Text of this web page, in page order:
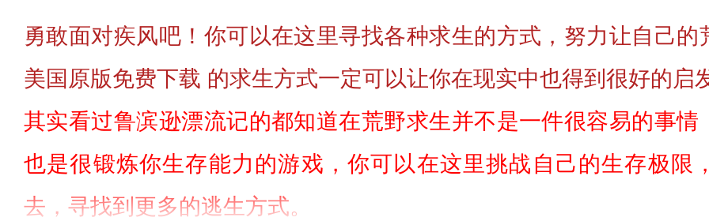
勇敢面对疾风吧！你可以在这里寻找各种求生的方式，努力让自己
美国原版免费下载 的求生方式一定可以让你在现实中也得到很好的启发
其实看过鲁滨逊漂流记的都知道在荒野求生并不是一件很容易的事
也是很锻炼你生存能力的游戏，你可以在这里挑战自己的生存极限
去，寻找到更多的逃生方式。